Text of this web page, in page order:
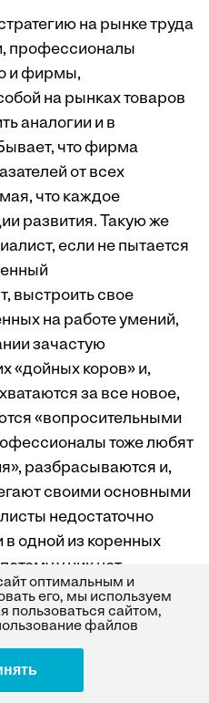
на рынке труда
профессионалы
и фирмы,
на рынках товаров
аналогии и в
что фирма
от всех
что каждое
развития. Такую же
если не пытается
выстроить свое
на работе умений,
зачастую
«дойных коров» и,
за все новое,
«вопросительными
тоже любят
разбрасываются и,
своими основными
недостаточно
одной из коренных
у них нет
— важный элемент
и организации в
оптимальным и
его, мы используем
сайтом,
файлов